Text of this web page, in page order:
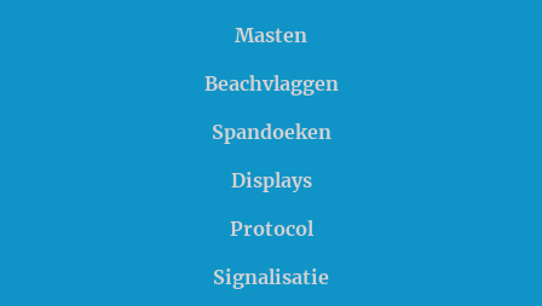
Masten
Beachvlaggen
Spandoeken
Displays
Protocol
Signalisatie